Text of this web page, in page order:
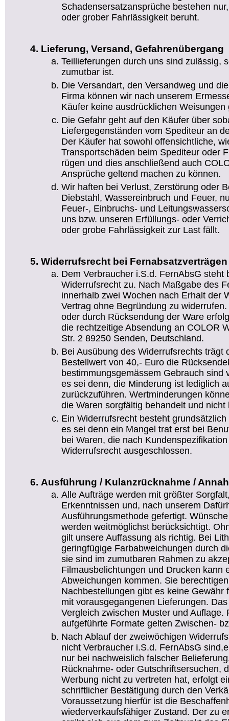
Schadensersatzansprüche bestehen
oder grober Fahrlässigkeit beruht.
Lieferung, Versand, Gefahrenübergang
Teillieferungen durch uns sind zulässig,
zumutbar ist.
Die Versandart, den Versandweg und
Firma können wir nach unserem
Käufer keine ausdrücklichen Weisungen
Die Gefahr geht auf den Käufer über
Liefergegenständen vom Spediteur an
Der Käufer hat sowohl offensichtliche,
Transportschäden beim Spediteur oder
rügen und dies anschließend auch
Ansprüche geltend machen zu können.
Wir haften bei Verlust, Zerstörung oder
Diebstahl, Wassereinbruch und Feuer,
Feuer-, Einbruchs- und
uns bzw. unseren Erfüllungs- oder
oder grobe Fahrlässigkeit zur Last fällt.
Widerrufsrecht bei Fernabsatzverträgen
Dem Verbraucher i.S.d. FernAbsG steht
Widerrufsrecht zu. Nach Maßgabe des
innerhalb zwei Wochen nach Erhalt der
Vertrag ohne Begründung zu
oder durch Rücksendung der Ware
die rechtzeitige Absendung an COLOR
Str. 2 89250 Senden, Deutschland.
Bei Ausübung des Widerrufsrechts trägt
Bestellwert von 40,- Euro die
bestimmungsgemässem Gebrauch sind
es sei denn, die Minderung ist lediglich
zurückzuführen. Wertminderungen
die Waren sorgfältig behandelt und nicht
Ein Widerrufsrecht besteht
es sei denn ein Mangel trat erst bei
bei Waren, die nach
Widerrufsrecht ausgeschlossen.
Ausführung / Kulanzrücknahme /
Alle Aufträge werden mit größter
Erkenntnissen und, nach unserem
Ausführungsmethode gefertigt.
werden weitmöglichst berücksichtigt.
gilt unsere Auffassung als richtig. Bei
geringfügige Farbabweichungen durch
sie sind im zumutbaren Rahmen zu
Filmausbelichtungen und Drucken kann
Abweichungen kommen. Sie
Nachbestellungen gibt es keine Gewähr
mit vorausgegangenen Lieferungen.
Vergleich zwischen Muster und Auflage.
aufgeführte Formate gelten Zwischen-
Nach Ablauf der zweiwöchigen
nicht Verbraucher i.S.d. FernAbsG
nur bei nachweislich falscher
Rücknahme- oder Gutschriftsersuchen,
Werbung nicht zu vertreten hat, erfolgt
schriftlicher Bestätigung durch den
Voraussetzung hierfür ist die
wiederverkaufsfähiger Zustand. Der zu